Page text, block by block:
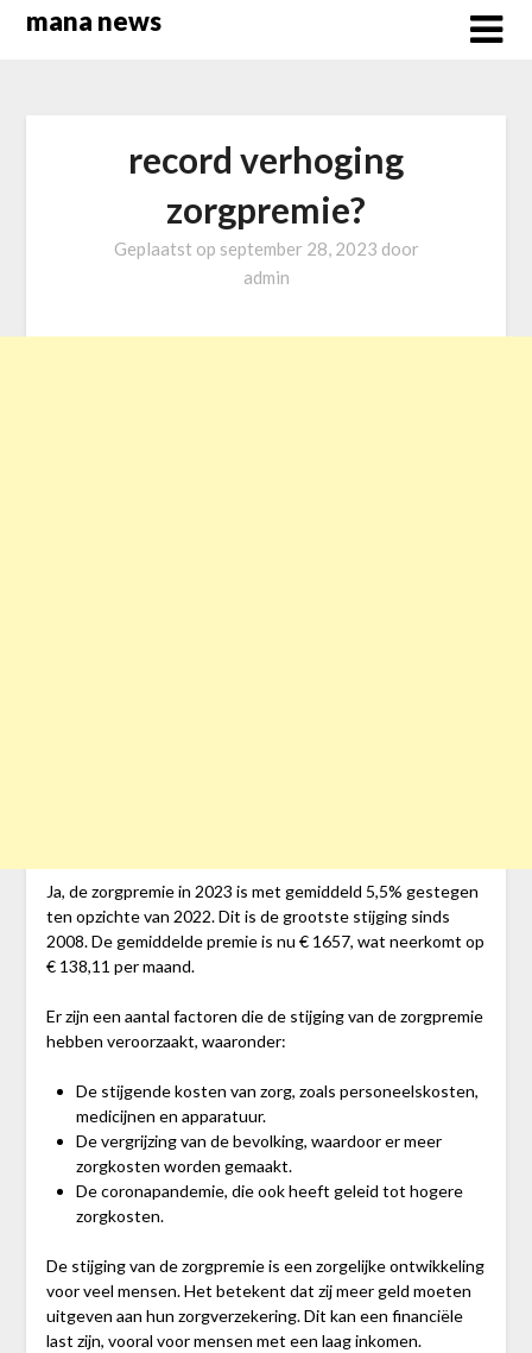
Overslaan
mana news
record verhoging
zorgpremie?
Geplaatst op september 28, 2023 door
admin
Ja, de zorgpremie in 2023 is met gemiddeld 5,5% gestegen
ten opzichte van 2022. Dit is de grootste stijging sinds
2008. De gemiddelde premie is nu € 1657, wat neerkomt op
€ 138,11 per maand.
Er zijn een aantal factoren die de stijging van de zorgpremie
hebben veroorzaakt, waaronder:
De stijgende kosten van zorg, zoals personeelskosten,
medicijnen en apparatuur.
De vergrijzing van de bevolking, waardoor er meer
zorgkosten worden gemaakt.
De coronapandemie, die ook heeft geleid tot hogere
zorgkosten.
De stijging van de zorgpremie is een zorgelijke ontwikkeling
voor veel mensen. Het betekent dat zij meer geld moeten
uitgeven aan hun zorgverzekering. Dit kan een financiële
last zijn, vooral voor mensen met een laag inkomen.